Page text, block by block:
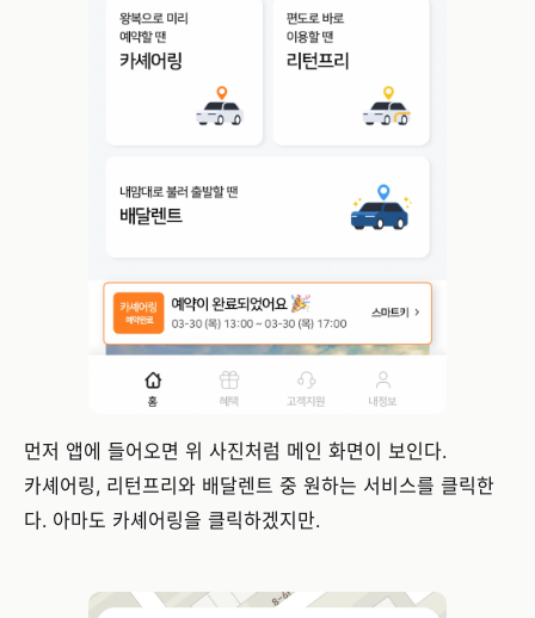
먼저 앱에 들어오면 위 사진처럼 메인 화면이 보인다.
카셰어링, 리턴프리와 배달렌트 중 원하는 서비스를 클릭한
다. 아마도 카셰어링을 클릭하겠지만.